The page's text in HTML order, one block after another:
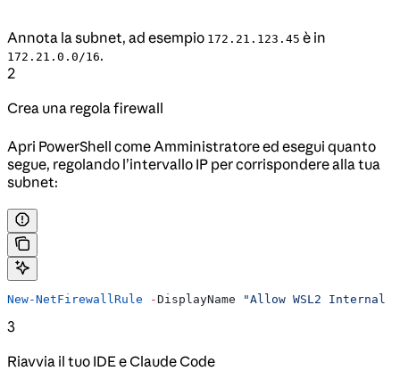
Annota la subnet, ad esempio 172.21.123.45 è in
172.21.0.0/16.
2
Crea una regola firewall
Apri PowerShell come Amministratore ed esegui quanto
segue, regolando l’intervallo IP per corrispondere alla tua
subnet:
New-NetFirewallRule -DisplayName "Allow WSL2 Internal
3
Riavvia il tuo IDE e Claude Code